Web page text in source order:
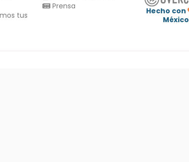
tus
Prensa
Hecho con
México